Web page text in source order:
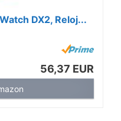
DX2, Reloj...
56,37 EUR